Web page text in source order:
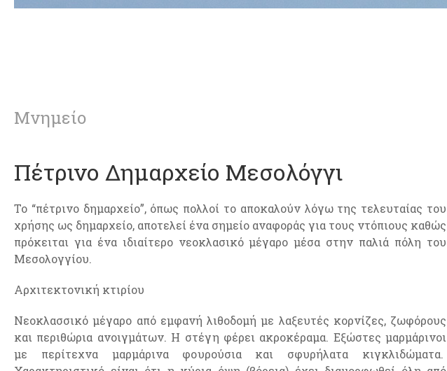
Μνημείο
Πέτρινο Δημαρχείο Μεσολόγγι
Το “πέτρινο δημαρχείο”, όπως πολλοί το αποκαλούν λόγω της τελευταίας του
χρήσης ως δημαρχείο, αποτελεί ένα σημείο αναφοράς για τους ντόπιους καθώς
πρόκειται για ένα ιδιαίτερο νεοκλασικό μέγαρο μέσα στην παλιά πόλη του
Μεσολογγίου.
Αρχιτεκτονική κτιρίου
Νεοκλασσικό μέγαρο από εμφανή λιθοδομή με λαξευτές κορνίζες, ζωφόρους
και περιθώρια ανοιγμάτων. Η στέγη φέρει ακροκέραμα. Εξώστες μαρμάρινοι
με περίτεχνα μαρμάρινα φουρούσια και σφυρήλατα κιγκλιδώματα.